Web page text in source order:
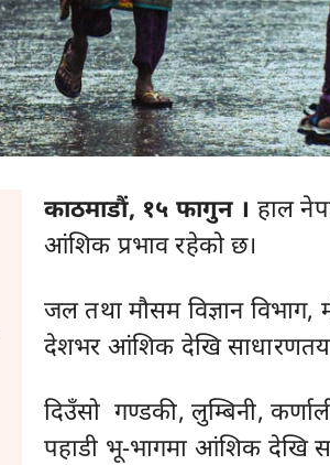
काठमाडौं, १५ फागुन । हाल
आंशिक प्रभाव रहेको छ।
जल तथा मौसम विज्ञान विभाग,
देशभर आंशिक देखि
दिउँसो गण्डकी, लुम्बिनी,
पहाडी भू-भागमा आंशिक देखि